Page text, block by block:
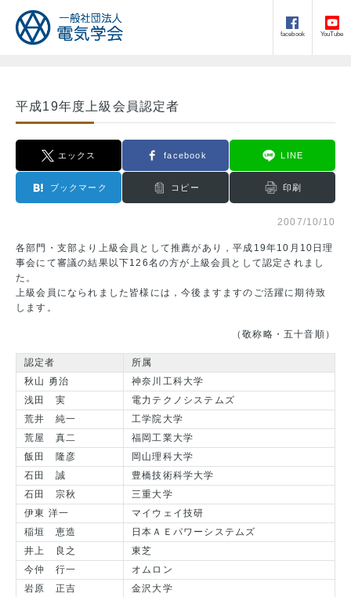
facebook YouTube
平成19年度上級会員認定者
エックス facebook LINE
ブックマーク コピー 印刷
2007/10/10
各部門・支部より上級会員として推薦があり，平成19年10月10日理
事会にて審議の結果以下126名の方が上級会員として認定されまし
た。
上級会員になられました皆様には，今後ますますのご活躍に期待致
します。
（敬称略・五十音順）
認定者
所属
秋山 勇治
神奈川工科大学
浅田 実
電力テクノシステムズ
荒井 純一
工学院大学
荒屋 真二
福岡工業大学
飯田 隆彦
岡山理科大学
石田 誠
豊橋技術科学大学
石田 宗秋
三重大学
伊東 洋一
マイウェイ技研
稲垣 恵造
日本ＡＥパワーシステムズ
井上 良之
東芝
今仲 行一
オムロン
岩原 正吉
金沢大学